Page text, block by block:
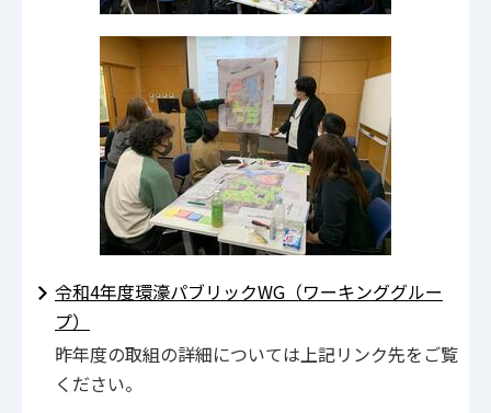
令和4年度環濠パブリックWG（ワーキンググルー
プ）
昨年度の取組の詳細については上記リンク先をご覧
ください。